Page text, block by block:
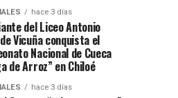
hace 3 días
del Liceo Antonio
Vicuña conquista el
Nacional de Cueca
de Arroz” en Chiloé
hace 3 días